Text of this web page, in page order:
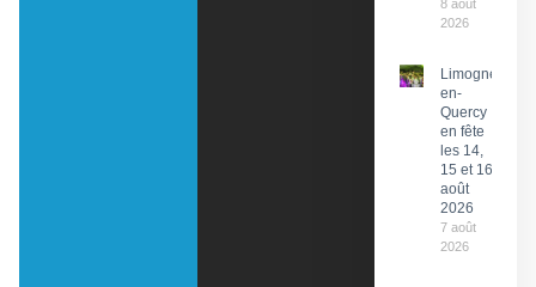
8 août
2026
Limogne-
en-
Quercy
en fête
les 14,
15 et 16
août
2026
7 août
2026